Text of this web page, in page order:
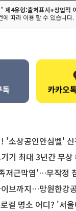
제4유형:출처표시+상업적
에 따라 이용 할 수 있습니다.
'소상공인안심벨'
최대 3년간 무상 대
막염'…무작정 참지 말
브까지…망원한강
명소 어디? '서울에